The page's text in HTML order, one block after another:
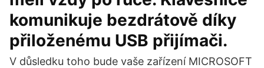
komunikuje bezdrátově díky
přiloženému USB přijímači.
V důsledku toho bude vaše zařízení MICROSOFT